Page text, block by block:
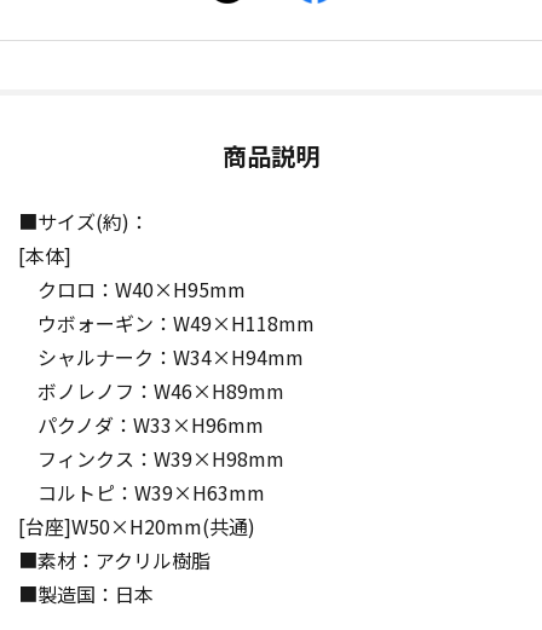
商品説明
■サイズ(約)：
[本体]
クロロ：W40×H95mm
ウボォーギン：W49×H118mm
シャルナーク：W34×H94mm
ボノレノフ：W46×H89mm
パクノダ：W33×H96mm
フィンクス：W39×H98mm
コルトピ：W39×H63mm
[台座]W50×H20mm(共通)
■素材：アクリル樹脂
■製造国：日本